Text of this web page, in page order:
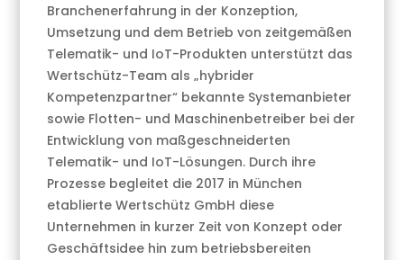
Branchenerfahrung in der Konzeption,
Umsetzung und dem Betrieb von zeitgemäßen
Telematik- und IoT-Produkten unterstützt das
Wertschütz-Team als „hybrider
Kompetenzpartner“ bekannte Systemanbieter
sowie Flotten- und Maschinenbetreiber bei der
Entwicklung von maßgeschneiderten
Telematik- und IoT-Lösungen. Durch ihre
Prozesse begleitet die 2017 in München
etablierte Wertschütz GmbH diese
Unternehmen in kurzer Zeit von Konzept oder
Geschäftsidee hin zum betriebsbereiten